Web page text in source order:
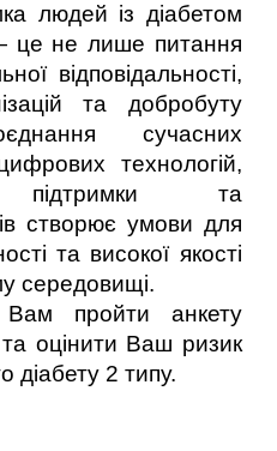
людей із діабетом
це не лише питання
відповідальності,
та добробуту
сучасних
технологій,
підтримки та
створює умови для
та високої якості
середовищі.
пройти анкету
оцінити Ваш ризик
діабету 2 типу.